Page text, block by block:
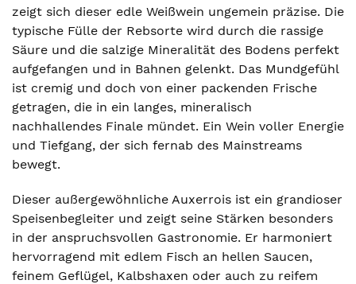
zeigt sich dieser edle Weißwein ungemein präzise. Die
typische Fülle der Rebsorte wird durch die rassige
Säure und die salzige Mineralität des Bodens perfekt
aufgefangen und in Bahnen gelenkt. Das Mundgefühl
ist cremig und doch von einer packenden Frische
getragen, die in ein langes, mineralisch
nachhallendes Finale mündet. Ein Wein voller Energie
und Tiefgang, der sich fernab des Mainstreams
bewegt.
Dieser außergewöhnliche Auxerrois ist ein grandioser
Speisenbegleiter und zeigt seine Stärken besonders
in der anspruchsvollen Gastronomie. Er harmoniert
hervorragend mit edlem Fisch an hellen Saucen,
feinem Geflügel, Kalbshaxen oder auch zu reifem